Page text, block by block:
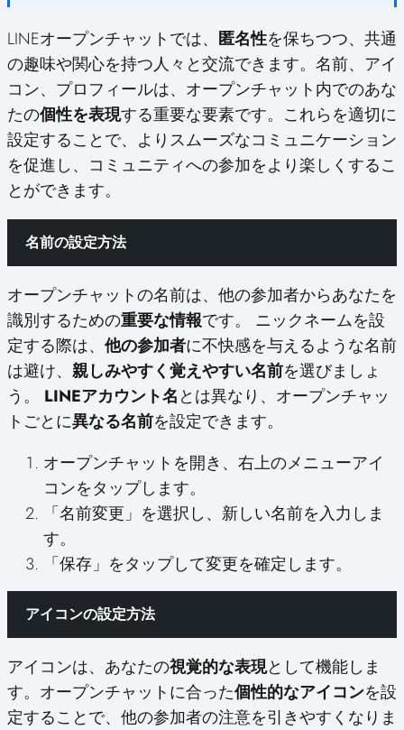
LINEオープンチャットでは、 匿名性を保ちつつ、共通
の趣味や関心を持つ人々と交流できます。名前、アイ
コン、プロフィールは、オープンチャット内でのあな
たの個性を表現する重要な要素です。これらを適切に
設定することで、よりスムーズなコミュニケーション
を促進し、コミュニティへの参加をより楽しくするこ
とができます。
名前の設定方法
オープンチャットの名前は、他の参加者からあなたを
識別するための重要な情報です。 ニックネームを設
定する際は、 他の参加者に不快感を与えるような名前
は避け、 親しみやすく覚えやすい名前を選びましょ
う。 LINEアカウント名とは異なり、オープンチャッ
トごとに異なる名前を設定できます。
オープンチャットを開き、右上のメニューアイ
コンをタップします。
「名前変更」を選択し、新しい名前を入力しま
す。
「保存」をタップして変更を確定します。
アイコンの設定方法
アイコンは、あなたの視覚的な表現として機能しま
す。オープンチャットに合った個性的なアイコンを設
定することで、他の参加者の注意を引きやすくなりま